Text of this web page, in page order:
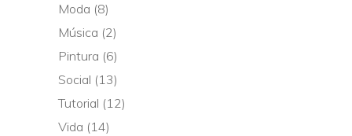
Moda (8)
Música (2)
Pintura (6)
Social (13)
Tutorial (12)
Vida (14)